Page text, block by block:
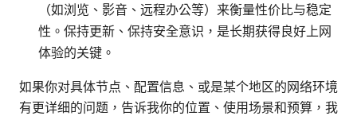
（如浏览、影音、远程办公等）来衡量性价比与稳定
性。保持更新、保持安全意识，是长期获得良好上网
体验的关键。
如果你对具体节点、配置信息、或是某个地区的网络环境
有更详细的问题，告诉我你的位置、使用场景和预算，我